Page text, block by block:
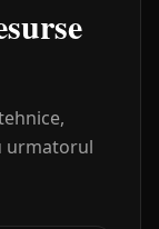
urmatorul